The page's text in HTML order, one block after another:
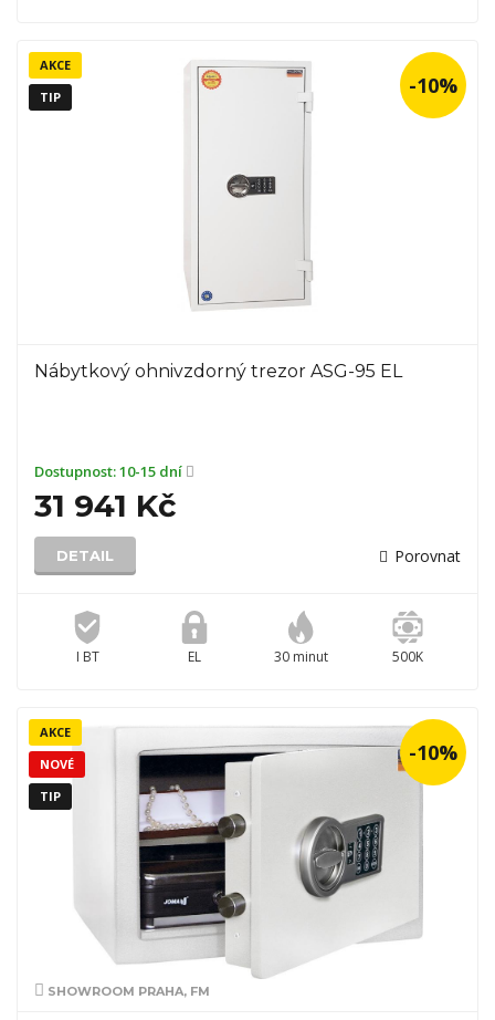
Nábytkový ohnivzdorný trezor ASG-95 EL
Dostupnost:10-15 dní
31 941 Kč
DETAIL Porovnat
I BT EL 30 minut 500K
AKCE
TIP
-10%
SHOWROOM PRAHA, FM
AKCE
NOVÉ
TIP
-10%